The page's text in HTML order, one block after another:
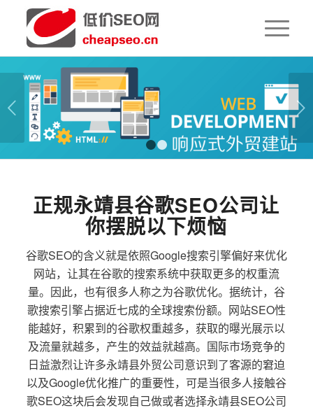
下一页
1 2
正规永靖县谷歌SEO公司让
你摆脱以下烦恼
谷歌SEO的含义就是依照Google搜索引擎偏好来优化
网站，让其在谷歌的搜索系统中获取更多的权重流
量。因此，也有很多人称之为谷歌优化。据统计，谷
歌搜索引擎占据近七成的全球搜索份额。网站SEO性
能越好，积累到的谷歌权重越多，获取的曝光展示以
及流量就越多，产生的效益就越高。国际市场竞争的
日益激烈让许多永靖县外贸公司意识到了客源的窘迫
以及Google优化推广的重要性，可是当很多人接触谷
歌SEO这块后会发现自己做或者选择永靖县SEO公司